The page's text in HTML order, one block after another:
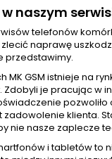
naszym
telefonów
naprawę
przedstawimy.
GSM istnieje na
je pracując w
klienta.
nie nasze zaplecze
i tabletów to